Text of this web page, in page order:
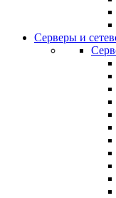
Серверы и